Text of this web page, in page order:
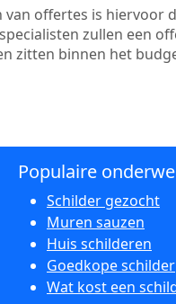
offertes is hiervoor
zullen een
zitten binnen het
Populaire
Schilder gezocht
Muren sauzen
Huis schilderen
Goedkope schilder
Wat kost een